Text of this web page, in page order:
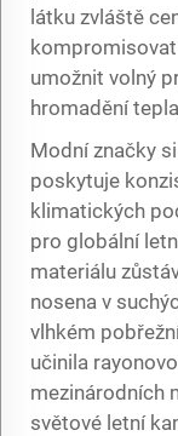
látku zvláště
umožnit volný
hromadění
Modní značky
poskytuje
klimatických
pro globální
materiálu
nosena v
vlhkém
učinila
mezinárodních
světové letní